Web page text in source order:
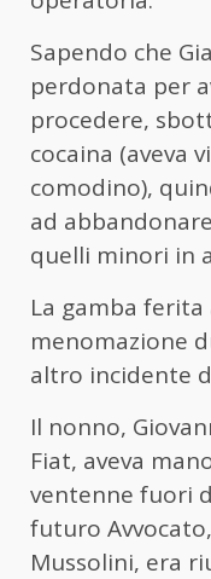
Sapendo che
perdonata per
procedere,
cocaina (aveva
comodino),
ad
quelli minori in
La gamba ferita
menomazione
altro incidente
Il nonno,
Fiat, aveva
ventenne fuori
futuro
Mussolini, era